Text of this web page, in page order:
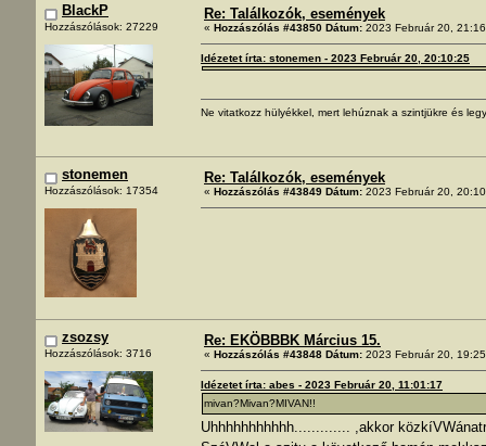
BlackP
Hozzászólások: 27229
Re: Találkozók, események
« Hozzászólás #43850 Dátum: 2023 Február 20,
Idézetet írta: stonemen - 2023 Február 20, 20:10:25
Ne vitatkozz hülyékkel, mert lehúznak a szintjükre és
stonemen
Hozzászólások: 17354
Re: Találkozók, események
« Hozzászólás #43849 Dátum: 2023 Február 20,
zsozsy
Hozzászólások: 3716
Re: EKÖBBBK Március 15.
« Hozzászólás #43848 Dátum: 2023 Február 20,
Idézetet írta: abes - 2023 Február 20, 11:01:17
mivan?Mivan?MIVAN!!
Uhhhhhhhhhhh............. ,akkor